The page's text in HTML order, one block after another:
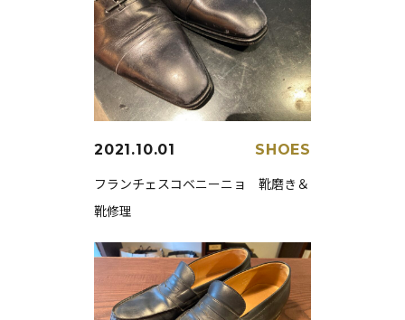
2021.10.01 SHOES
フランチェスコベニーニョ 靴磨き＆
靴修理